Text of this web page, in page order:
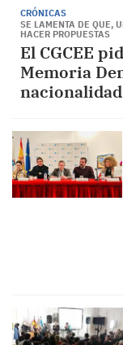
CRÓNICAS
SE LAMENTA DE QUE,
HACER PROPUESTAS
El CGCEE
Memoria